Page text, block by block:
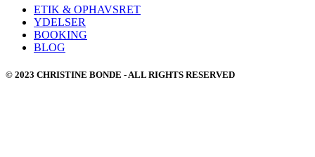
ETIK & OPHAVSRET
YDELSER
BOOKING
BLOG
© 2023 CHRISTINE BONDE - ALL RIGHTS RESERVED